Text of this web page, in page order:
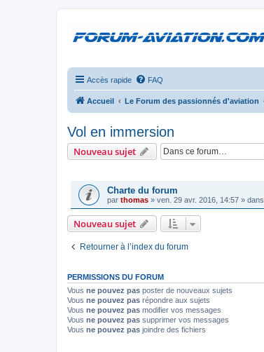
Accès rapide FAQ
Accueil Le Forum des passionnés d'aviation
Vol en immersion
Nouveau sujet
Charte du forum
par thomas » ven. 29 avr. 2016, 14:57 » dans
Nouveau sujet
Retourner à l’index du forum
PERMISSIONS DU FORUM
Vous ne pouvez pas poster de nouveaux sujets
Vous ne pouvez pas répondre aux sujets
Vous ne pouvez pas modifier vos messages
Vous ne pouvez pas supprimer vos messages
Vous ne pouvez pas joindre des fichiers